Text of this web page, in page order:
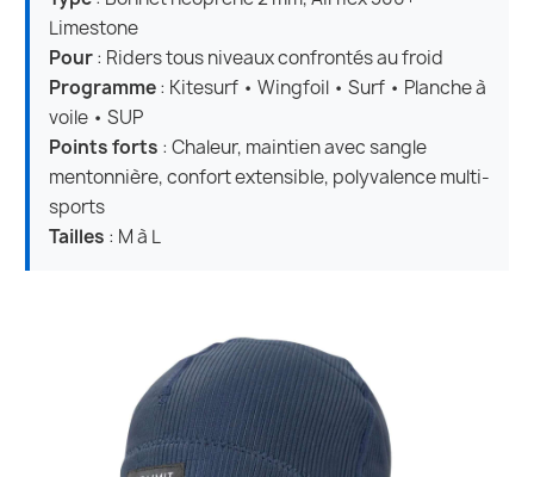
Limestone
Pour: Riders tous niveaux confrontés au froid
Programme: Kitesurf • Wingfoil • Surf • Planche à
voile • SUP
Points forts : Chaleur, maintien avec sangle
mentonnière, confort extensible, polyvalence multi-
sports
Tailles : M à L